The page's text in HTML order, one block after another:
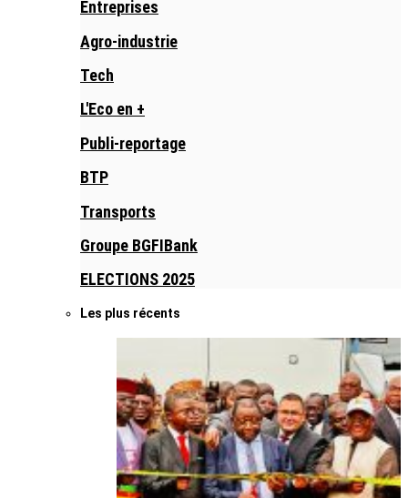
Entreprises
Agro-industrie
Tech
L'Eco en +
Publi-reportage
BTP
Transports
Groupe BGFIBank
ELECTIONS 2025
Les plus récents